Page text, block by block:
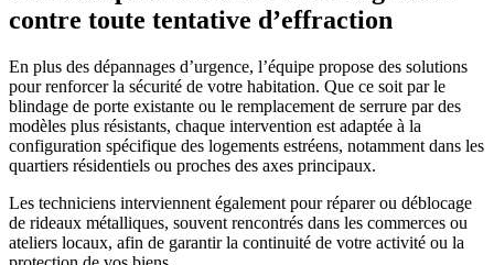
contre toute tentative d’effraction
En plus des dépannages d’urgence, l’équipe propose des solutions
pour renforcer la sécurité de votre habitation. Que ce soit par le
blindage de porte existante ou le remplacement de serrure par des
modèles plus résistants, chaque intervention est adaptée à la
configuration spécifique des logements estréens, notamment dans les
quartiers résidentiels ou proches des axes principaux.
Les techniciens interviennent également pour réparer ou déblocage
de rideaux métalliques, souvent rencontrés dans les commerces ou
ateliers locaux, afin de garantir la continuité de votre activité ou la